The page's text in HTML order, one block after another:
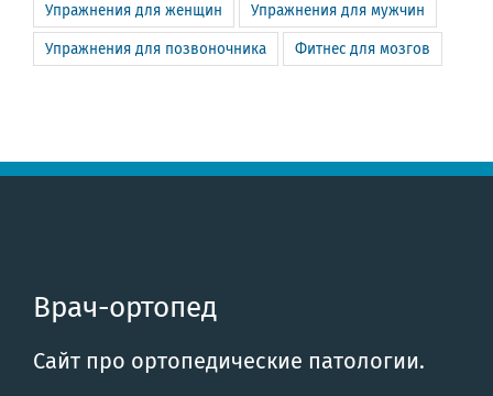
Упражнения для женщин Упражнения для мужчин
Упражнения для позвоночника Фитнес для мозгов
Врач-ортопед
Сайт про ортопедические патологии.